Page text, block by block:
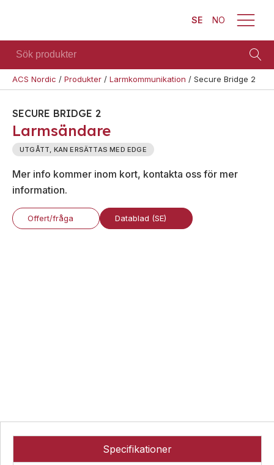
SE NO
kategorier
Se alla
produkter
support
Brand
Sirener
Kombinerade
enheter
Larmsystem
MED-
klassade
enheter
Larmklockor
Tillbehör
Strömförsörjning
Sök
produkter
ACS Nordic / Produkter / Larmkommunikation / Secure Bridge 2
SECURE BRIDGE 2
Larmsändare
UTGÅTT, KAN ERSÄTTAS MED EDGE
Mer info kommer inom kort, kontakta oss för mer
information.
Offert/fråga Datablad (SE)
Specifikationer